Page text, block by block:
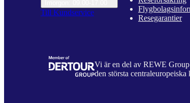
Till Kundservice
Resegarantier
Vi är en del av REWE
den största